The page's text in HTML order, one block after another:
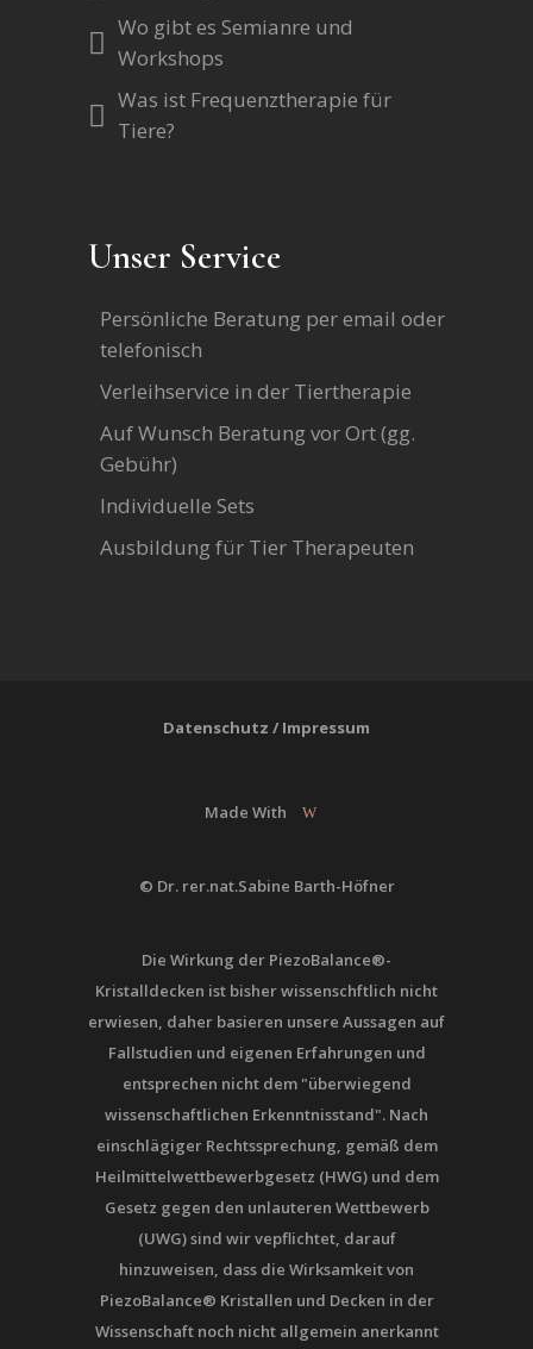
Wo gibt es Semianre und
Workshops
Was ist Frequenztherapie für
Tiere?
Unser Service
Persönliche Beratung per email oder
telefonisch
Verleihservice in der Tiertherapie
Auf Wunsch Beratung vor Ort (gg.
Gebühr)
Individuelle Sets
Ausbildung für Tier Therapeuten
Datenschutz / Impressum
Made With
© Dr. rer.nat.Sabine Barth-Höfner
Die Wirkung der PiezoBalance®-
Kristalldecken ist bisher wissenschftlich nicht
erwiesen, daher basieren unsere Aussagen auf
Fallstudien und eigenen Erfahrungen und
entsprechen nicht dem "überwiegend
wissenschaftlichen Erkenntnisstand". Nach
einschlägiger Rechtssprechung, gemäß dem
Heilmittelwettbewerbgesetz (HWG) und dem
Gesetz gegen den unlauteren Wettbewerb
(UWG) sind wir vepflichtet, darauf
hinzuweisen, dass die Wirksamkeit von
PiezoBalance® Kristallen und Decken in der
Wissenschaft noch nicht allgemein anerkannt